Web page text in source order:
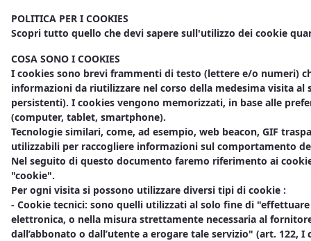
POLITICA PER I COOKIES
Scopri tutto quello che devi sapere sull'utilizzo dei cookie
COSA SONO I COOKIES
I cookies sono brevi frammenti di testo (lettere e/o numeri)
informazioni da riutilizzare nel corso della medesima visita
persistenti). I cookies vengono memorizzati, in base alle
(computer, tablet, smartphone).
Tecnologie similari, come, ad esempio, web beacon, GIF
utilizzabili per raccogliere informazioni sul comportamento
Nel seguito di questo documento faremo riferimento ai
"cookie".
Per ogni visita si possono utilizzare diversi tipi di cookie :
- Cookie tecnici: sono quelli utilizzati al solo fine di
elettronica, o nella misura strettamente necessaria al
dall’abbonato o dall’utente a erogare tale servizio" (art. 122,